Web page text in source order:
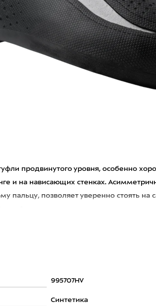
продвинутого уровня, особенно
и на нависающих стенках.
пальцу, позволяет уверенно стоять на
995707HV
Синтетика